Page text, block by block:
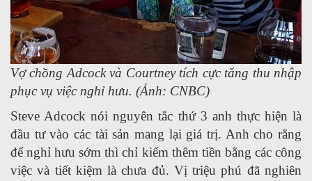
Vợ chồng Adcock và Courtney tích cực tăng thu nhập
phục vụ việc nghỉ hưu. (Ảnh: CNBC)
Steve Adcock nói nguyên tắc thứ 3 anh thực hiện là
đầu tư vào các tài sản mang lại giá trị. Anh cho rằng
để nghỉ hưu sớm thì chỉ kiếm thêm tiền bằng các công
việc và tiết kiệm là chưa đủ. Vị triệu phú đã nghiên